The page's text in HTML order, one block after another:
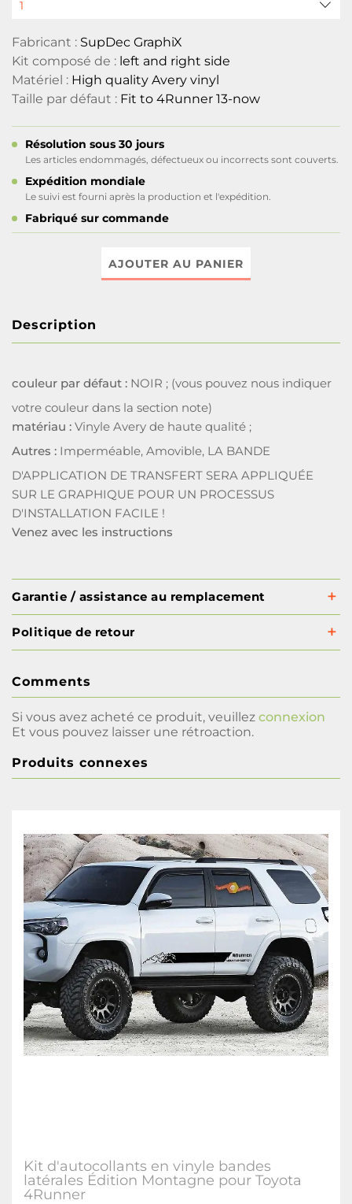
Fabricant : SupDec GraphiX
Kit composé de : left and right side
Matériel : High quality Avery vinyl
Taille par défaut : Fit to 4Runner 13-now
Résolution sous 30 jours
Les articles endommagés, défectueux ou incorrects sont couverts.
Expédition mondiale
Le suivi est fourni après la production et l'expédition.
Fabriqué sur commande
AJOUTER AU PANIER
Description
couleur par défaut : NOIR ; (vous pouvez nous indiquer
votre couleur dans la section note)
matériau : Vinyle Avery de haute qualité ;
Autres : Imperméable, Amovible, LA BANDE
D'APPLICATION DE TRANSFERT SERA APPLIQUÉE
SUR LE GRAPHIQUE POUR UN PROCESSUS
D'INSTALLATION FACILE !
Venez avec les instructions
Garantie / assistance au remplacement
Politique de retour
Comments
Si vous avez acheté ce produit, veuillez connexion
Et vous pouvez laisser une rétroaction.
Produits connexes
Kit d'autocollants en vinyle bandes
latérales Édition Montagne pour Toyota
4Runner